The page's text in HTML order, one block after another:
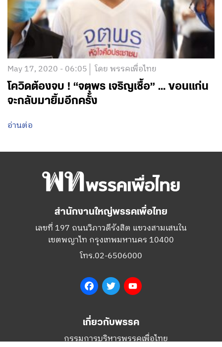
อ่านต่อ
May 17, 2020 - 06:05 โดย พรรคเพื่อไทย
จะกลับมายิ้มอีกครั้ง
สำนักงานใหญ่พรรคเพื่อไทย
เลขที่ 197 ถนนวิภาวดีรังสิต แขวงสามเสนใน